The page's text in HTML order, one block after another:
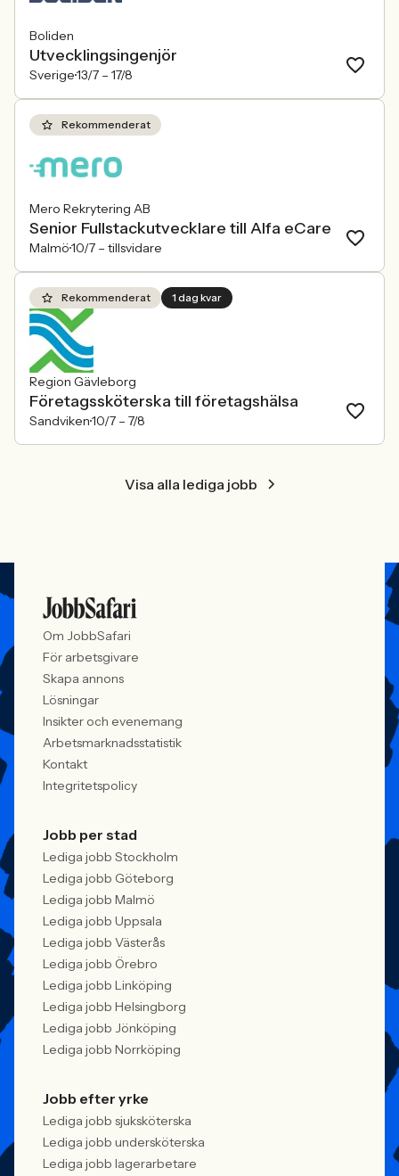
Boliden
Utvecklingsingenjör
Sverige13/7 – 17/8
Rekommenderat
Mero Rekrytering AB
Senior Fullstackutvecklare till Alfa eCare
Malmö10/7 – tillsvidare
Rekommenderat 1 dag kvar
Region Gävleborg
Företagssköterska till företagshälsa
Sandviken10/7 – 7/8
Visa alla lediga jobb
Om JobbSafari
För arbetsgivare
Skapa annons
Lösningar
Insikter och evenemang
Arbetsmarknadsstatistik
Kontakt
Integritetspolicy
Jobb per stad
Lediga jobb Stockholm
Lediga jobb Göteborg
Lediga jobb Malmö
Lediga jobb Uppsala
Lediga jobb Västerås
Lediga jobb Örebro
Lediga jobb Linköping
Lediga jobb Helsingborg
Lediga jobb Jönköping
Lediga jobb Norrköping
Jobb efter yrke
Lediga jobb sjuksköterska
Lediga jobb undersköterska
Lediga jobb lagerarbetare